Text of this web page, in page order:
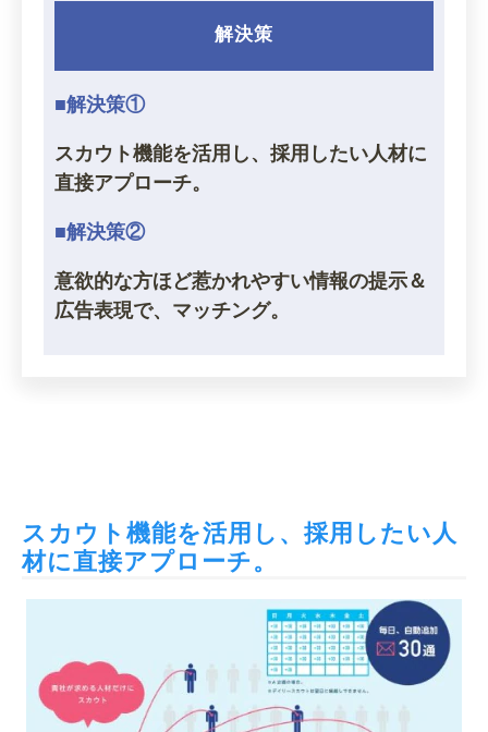
解決策
■解決策①
スカウト機能を活用し、採用したい人材に
直接アプローチ。
■解決策②
意欲的な方ほど惹かれやすい情報の提示＆
広告表現で、マッチング。
スカウト機能を活用し、採用したい人
材に直接アプローチ。